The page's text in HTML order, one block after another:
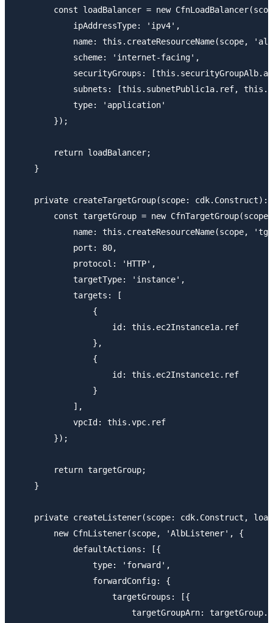
const loadBalancer = new
            ipAddressType: 'ipv4',
name: this.createResourceName(scope,
            scheme: 'internet-facing',
securityGroups:
subnets: [this.subnetPublic1a.ref,
            type: 'application'
        });
        return loadBalancer;
    }
private createTargetGroup(scope: cdk.Construct):
const targetGroup = new
name: this.createResourceName(scope,
            port: 80,
            protocol: 'HTTP',
            targetType: 'instance',
            targets: [
                {
                    id: this.ec2Instance1a.ref
                },
                {
                    id: this.ec2Instance1c.ref
                }
            ],
            vpcId: this.vpc.ref
        });
        return targetGroup;
    }
private createListener(scope: cdk.Construct,
        new CfnListener(scope, 'AlbListener', {
            defaultActions: [{
                type: 'forward',
                forwardConfig: {
                    targetGroups: [{
targetGroupArn: